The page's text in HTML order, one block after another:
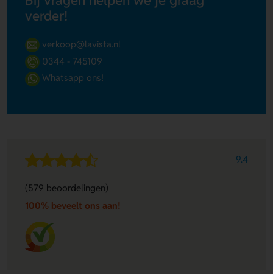
verder!
verkoop@lavista.nl
0344 - 745109
Whatsapp ons!
9.4
(579 beoordelingen)
100% beveelt ons aan!